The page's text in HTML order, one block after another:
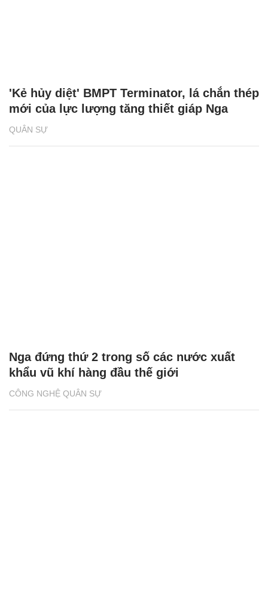
QUÂN SỰ
'Kẻ hủy diệt' BMPT Terminator, lá chắn thép
mới của lực lượng tăng thiết giáp Nga
CÔNG NGHỆ QUÂN SỰ
Nga đứng thứ 2 trong số các nước xuất
khẩu vũ khí hàng đầu thế giới